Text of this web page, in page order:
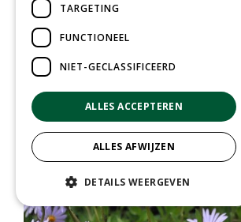
TARGETING
FUNCTIONEEL
NIET-GECLASSIFICEERD
ALLES ACCEPTEREN
ALLES AFWIJZEN
DETAILS WEERGEVEN